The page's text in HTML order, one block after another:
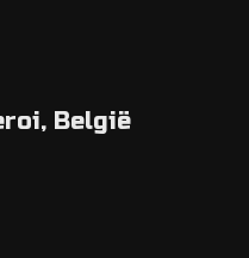
België